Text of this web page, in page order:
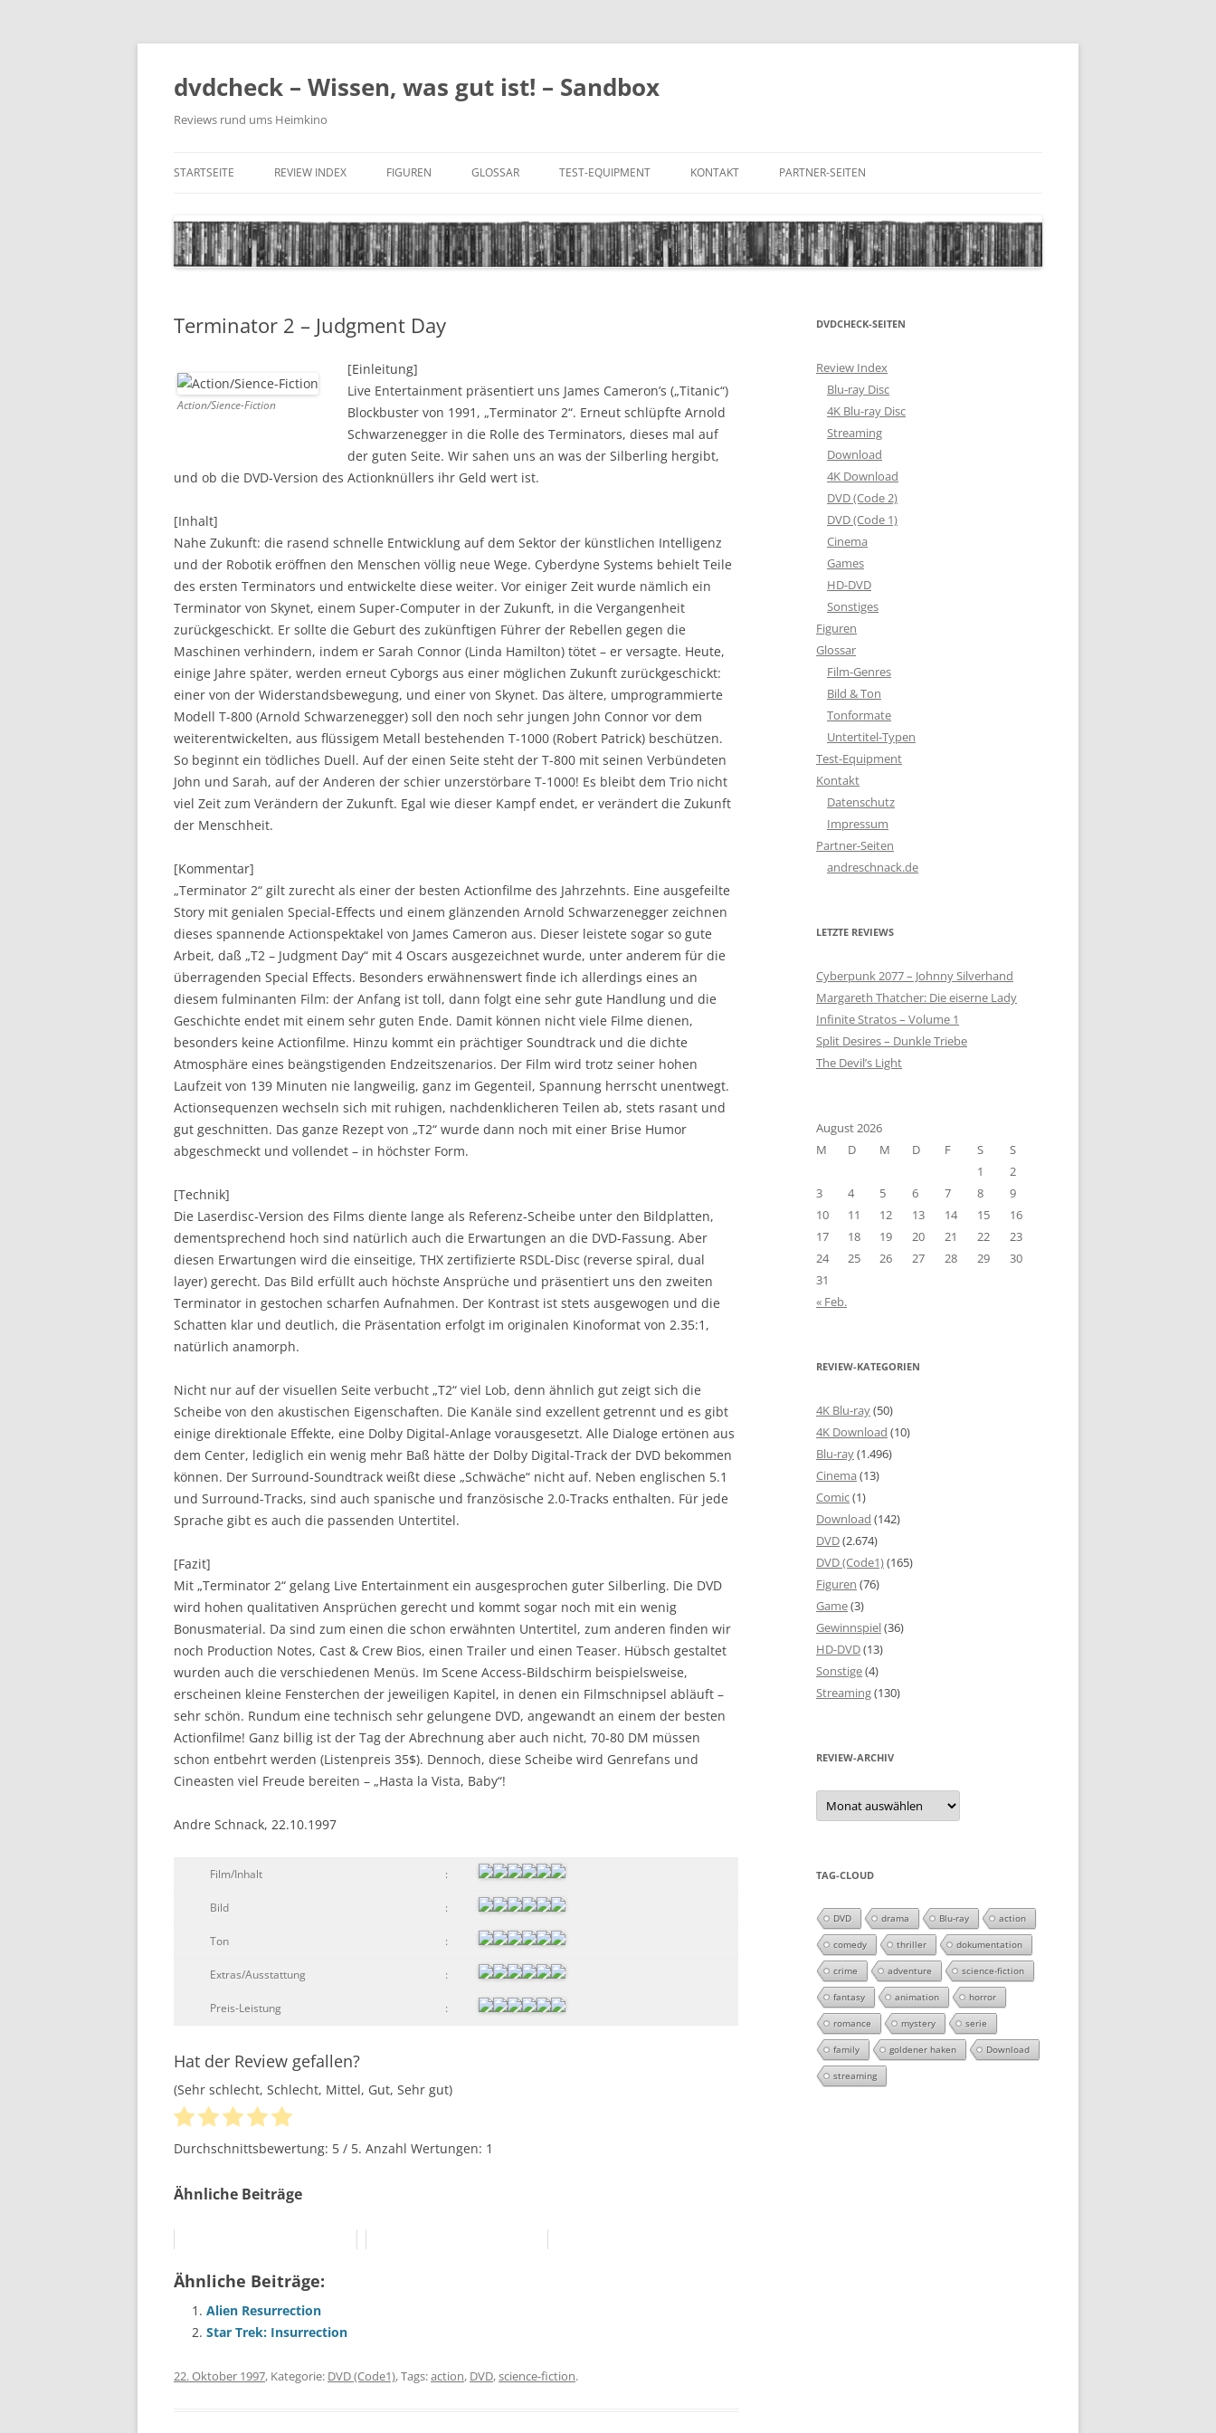
Zum
springen
dvdcheck – Wissen, was gut ist! – Sandbox
Reviews rund ums Heimkino
STARTSEITE REVIEW INDEX
4K BLU-RAY DISC
DOWNLOAD
DVD (CODE 2)
CINEMA
HD-DVD
SONSTIGES
FIGUREN GLOSSAR
BILD & TON
TEST-EQUIPMENT KONTAKT
IMPRESSUM
PARTNER-SEITEN
Terminator 2 – Judgment Day
Action/Sience-Fiction
[Einleitung]
Live Entertainment präsentiert uns James Cameron’s („Titanic“)
Blockbuster von 1991, „Terminator 2“. Erneut schlüpfte Arnold
Schwarzenegger in die Rolle des Terminators, dieses mal auf
der guten Seite. Wir sahen uns an was der Silberling hergibt,
und ob die DVD-Version des Actionknüllers ihr Geld wert ist.
[Inhalt]
Nahe Zukunft: die rasend schnelle Entwicklung auf dem Sektor der künstlichen Intelligenz
und der Robotik eröffnen den Menschen völlig neue Wege. Cyberdyne Systems behielt Teile
des ersten Terminators und entwickelte diese weiter. Vor einiger Zeit wurde nämlich ein
Terminator von Skynet, einem Super-Computer in der Zukunft, in die Vergangenheit
zurückgeschickt. Er sollte die Geburt des zukünftigen Führer der Rebellen gegen die
Maschinen verhindern, indem er Sarah Connor (Linda Hamilton) tötet – er versagte. Heute,
einige Jahre später, werden erneut Cyborgs aus einer möglichen Zukunft zurückgeschickt:
einer von der Widerstandsbewegung, und einer von Skynet. Das ältere, umprogrammierte
Modell T-800 (Arnold Schwarzenegger) soll den noch sehr jungen John Connor vor dem
weiterentwickelten, aus flüssigem Metall bestehenden T-1000 (Robert Patrick) beschützen.
So beginnt ein tödliches Duell. Auf der einen Seite steht der T-800 mit seinen Verbündeten
John und Sarah, auf der Anderen der schier unzerstörbare T-1000! Es bleibt dem Trio nicht
viel Zeit zum Verändern der Zukunft. Egal wie dieser Kampf endet, er verändert die Zukunft
der Menschheit.
[Kommentar]
„Terminator 2“ gilt zurecht als einer der besten Actionfilme des Jahrzehnts. Eine ausgefeilte
Story mit genialen Special-Effects und einem glänzenden Arnold Schwarzenegger zeichnen
dieses spannende Actionspektakel von James Cameron aus. Dieser leistete sogar so gute
Arbeit, daß „T2 – Judgment Day“ mit 4 Oscars ausgezeichnet wurde, unter anderem für die
überragenden Special Effects. Besonders erwähnenswert finde ich allerdings eines an
diesem fulminanten Film: der Anfang ist toll, dann folgt eine sehr gute Handlung und die
Geschichte endet mit einem sehr guten Ende. Damit können nicht viele Filme dienen,
besonders keine Actionfilme. Hinzu kommt ein prächtiger Soundtrack und die dichte
Atmosphäre eines beängstigenden Endzeitszenarios. Der Film wird trotz seiner hohen
Laufzeit von 139 Minuten nie langweilig, ganz im Gegenteil, Spannung herrscht unentwegt.
Actionsequenzen wechseln sich mit ruhigen, nachdenklicheren Teilen ab, stets rasant und
gut geschnitten. Das ganze Rezept von „T2“ wurde dann noch mit einer Brise Humor
abgeschmeckt und vollendet – in höchster Form.
[Technik]
Die Laserdisc-Version des Films diente lange als Referenz-Scheibe unter den Bildplatten,
dementsprechend hoch sind natürlich auch die Erwartungen an die DVD-Fassung. Aber
diesen Erwartungen wird die einseitige, THX zertifizierte RSDL-Disc (reverse spiral, dual
layer) gerecht. Das Bild erfüllt auch höchste Ansprüche und präsentiert uns den zweiten
Terminator in gestochen scharfen Aufnahmen. Der Kontrast ist stets ausgewogen und die
Schatten klar und deutlich, die Präsentation erfolgt im originalen Kinoformat von 2.35:1,
natürlich anamorph.
Nicht nur auf der visuellen Seite verbucht „T2“ viel Lob, denn ähnlich gut zeigt sich die
Scheibe von den akustischen Eigenschaften. Die Kanäle sind exzellent getrennt und es gibt
einige direktionale Effekte, eine Dolby Digital-Anlage vorausgesetzt. Alle Dialoge ertönen aus
dem Center, lediglich ein wenig mehr Baß hätte der Dolby Digital-Track der DVD bekommen
können. Der Surround-Soundtrack weißt diese „Schwäche“ nicht auf. Neben englischen 5.1
und Surround-Tracks, sind auch spanische und französische 2.0-Tracks enthalten. Für jede
Sprache gibt es auch die passenden Untertitel.
[Fazit]
Mit „Terminator 2“ gelang Live Entertainment ein ausgesprochen guter Silberling. Die DVD
wird hohen qualitativen Ansprüchen gerecht und kommt sogar noch mit ein wenig
Bonusmaterial. Da sind zum einen die schon erwähnten Untertitel, zum anderen finden wir
noch Production Notes, Cast & Crew Bios, einen Trailer und einen Teaser. Hübsch gestaltet
wurden auch die verschiedenen Menüs. Im Scene Access-Bildschirm beispielsweise,
erscheinen kleine Fensterchen der jeweiligen Kapitel, in denen ein Filmschnipsel abläuft –
sehr schön. Rundum eine technisch sehr gelungene DVD, angewandt an einem der besten
Actionfilme! Ganz billig ist der Tag der Abrechnung aber auch nicht, 70-80 DM müssen
schon entbehrt werden (Listenpreis 35$). Dennoch, diese Scheibe wird Genrefans und
Cineasten viel Freude bereiten – „Hasta la Vista, Baby“!
Andre Schnack, 22.10.1997
Film/Inhalt :
Bild :
Ton :
Extras/Ausstattung :
Preis-Leistung :
Hat der Review gefallen?
(Sehr schlecht, Schlecht, Mittel, Gut, Sehr gut)
Durchschnittsbewertung: 5 / 5. Anzahl Wertungen: 1
Ähnliche Beiträge
Ähnliche Beiträge:
Alien Resurrection
Star Trek: Insurrection
22. Oktober 1997, Kategorie: DVD (Code1), Tags:action, DVD,science-fiction.
DVDCHECK-SEITEN
Review Index
Blu-ray Disc
4K Blu-ray Disc
Streaming
Download
4K Download
DVD (Code 2)
DVD (Code 1)
Cinema
Games
HD-DVD
Sonstiges
Figuren
Glossar
Film-Genres
Bild & Ton
Tonformate
Untertitel-Typen
Test-Equipment
Kontakt
Datenschutz
Impressum
Partner-Seiten
andreschnack.de
LETZTE REVIEWS
Cyberpunk 2077 – Johnny Silverhand
Margareth Thatcher: Die eiserne Lady
Infinite Stratos – Volume 1
Split Desires – Dunkle Triebe
The Devil’s Light
August 2026
M
D M D F S
S
1
2
3
4 5 6 7 8
9
10
11 12 13 14 15
16
17
18 19 20 21 22
23
24
25 26 27 28 29
30
31
« Feb.
REVIEW-KATEGORIEN
4K Blu-ray(50)
4K Download (10)
Blu-ray(1.496)
Cinema (13)
Comic(1)
Download (142)
DVD(2.674)
DVD (Code1)(165)
Figuren (76)
Game(3)
Gewinnspiel(36)
HD-DVD(13)
Sonstige(4)
Streaming(130)
REVIEW-ARCHIV
Review-
Archiv
TAG-CLOUD
DVD drama Blu-ray action
comedy thriller dokumentation
crime adventure science-fiction
fantasy animation horror
romance mystery serie
family goldener haken Download
streaming